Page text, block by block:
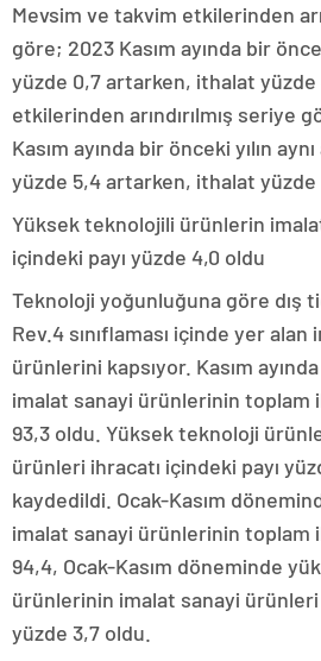
Mevsim ve takvim etkilerinden
göre; 2023 Kasım ayında bir
yüzde 0,7 artarken, ithalat yüzde
etkilerinden arındırılmış seriye
Kasım ayında bir önceki yılın
yüzde 5,4 artarken, ithalat yüzde
Yüksek teknolojili ürünlerin
içindeki payı yüzde 4,0 oldu
Teknoloji yoğunluğuna göre dış
Rev.4 sınıflaması içinde yer alan
ürünlerini kapsıyor. Kasım
imalat sanayi ürünlerinin toplam
93,3 oldu. Yüksek teknoloji
ürünleri ihracatı içindeki payı
kaydedildi. Ocak-Kasım
imalat sanayi ürünlerinin toplam
94,4, Ocak-Kasım döneminde
ürünlerinin imalat sanayi ürünleri
yüzde 3,7 oldu.